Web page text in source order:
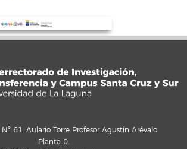
61. Aulario Torre Profesor Agustín Arévalo.
Planta 0.